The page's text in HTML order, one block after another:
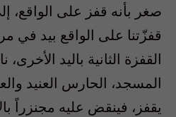
صغر بأنه قفز على الواقع،
قفزّتنا على الواقع بيد في
القفزة الثانية باليد
المسجد، الحارس العنيد
يقفز، فينقض عليه مجنزراً